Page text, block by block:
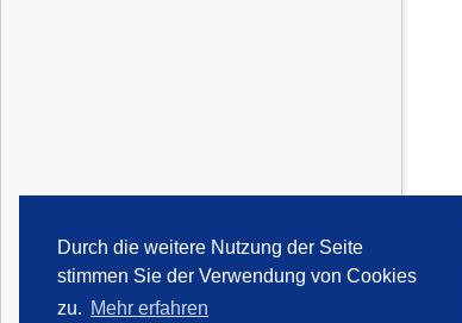
Durch die weitere Nutzung der Seite
stimmen Sie der Verwendung von Cookies
zu. Mehr erfahren